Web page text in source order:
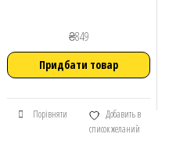
₴849
Придбати товар
Порівняти
Добавить в
список желаний